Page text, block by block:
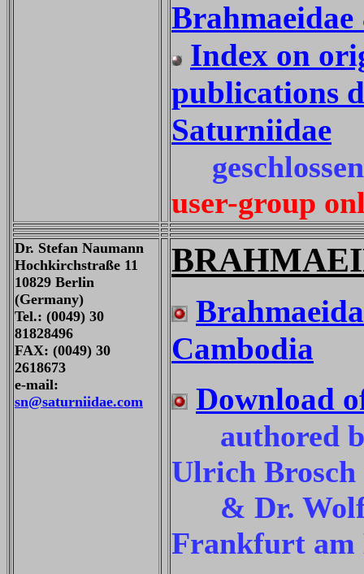
Index on
publications
Saturniidae
user-group
Dr. Stefan Naumann
Hochkirchstraße 11
10829 Berlin
(Germany)
Tel.: (0049) 30
81828496
FAX: (0049) 30
2618673
e-mail:
sn@saturniidae.com
Cambodia
Download
authored
Ulrich
& Dr.
Frankfurt am